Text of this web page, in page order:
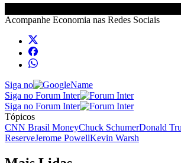
Acompanhe Economia nas Redes Sociais
Siga no
Siga no Forum Inter
Siga no Forum Inter
Tópicos
CNN Brasil MoneyChuck SchumerDonald
ReserveJerome PowellKevin Warsh